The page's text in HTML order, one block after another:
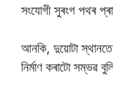
সংযোগী সুৰংগ পথৰ
আনকি, দুয়োটা
নিৰ্মাণ কৰাটো সম্ভৱ